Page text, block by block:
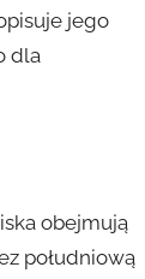
jego
dla
obejmują
południową